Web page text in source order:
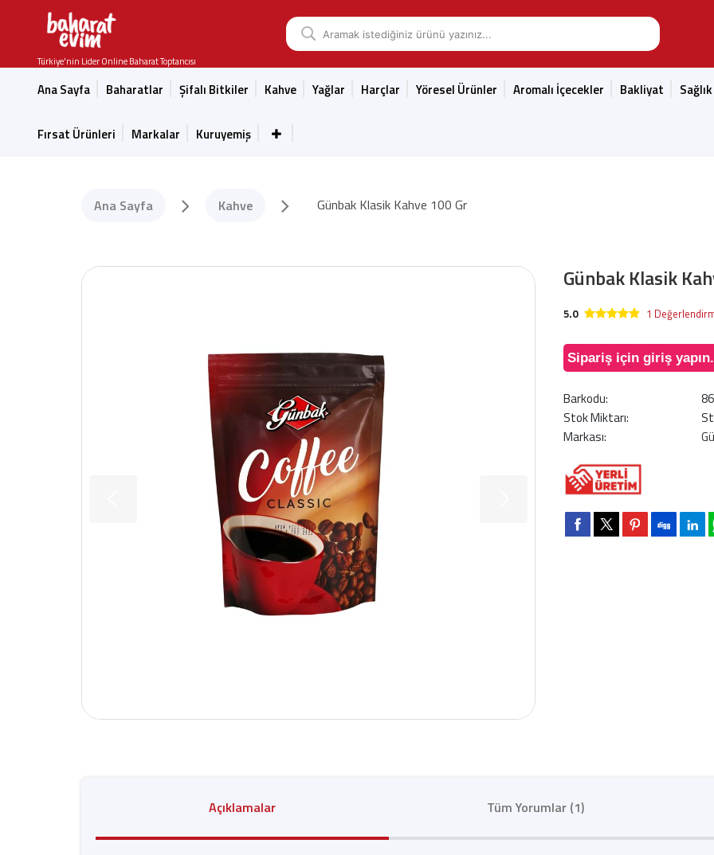
Türkiye'nin Lider Online Baharat Toptancısı
Ana Sayfa Baharatlar Şifalı Bitkiler Kahve Yağlar Harçlar Yöresel Ürünler Aromalı İçecekler Bakliyat
Fırsat Ürünleri Markalar Kuruyemiş
Ana Sayfa Kahve Günbak Klasik Kahve 100 Gr
Günbak Klasik
5.0 1
Sipariş için giriş yapın.
Barkodu:
Stok Miktarı:
Markası:
Açıklamalar Tüm Yorumlar (1)